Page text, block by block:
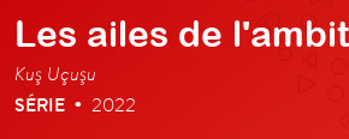
Les ailes de
Kuş Uçuşu
SÉRIE • 2022